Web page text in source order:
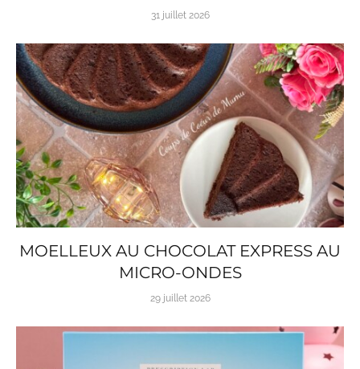
31 juillet 2026
MOELLEUX AU CHOCOLAT EXPRESS AU
MICRO-ONDES
29 juillet 2026